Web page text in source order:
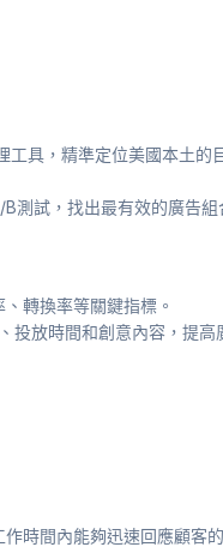
工具，精準定位美國本土的
測試，找出最有效的廣告組
轉換率等關鍵指標。
投放時間和創意內容，提高
時間內能夠迅速回應顧客